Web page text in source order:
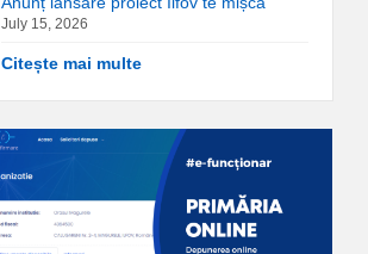
July 15, 2026
Citește mai multe